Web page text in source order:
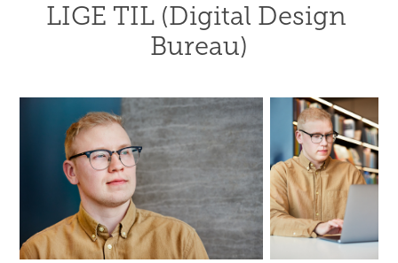
LIGE TIL (Digital Design
Bureau)